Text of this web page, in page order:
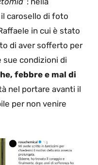
carosello di foto
in cui è stato
di aver sofferto per
sue condizioni di
febbre e mal di
nel portare avanti il
per non venire